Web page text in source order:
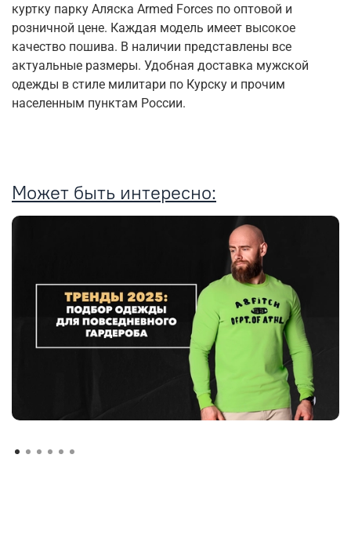
куртку парку Аляска Armed Forces по оптовой и
розничной цене. Каждая модель имеет высокое
качество пошива. В наличии представлены все
актуальные размеры. Удобная доставка мужской
одежды в стиле милитари по Курску и прочим
населенным пунктам России.
Может быть интересно: